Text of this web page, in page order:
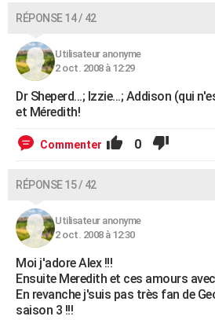
RÉPONSE 14 / 42
Utilisateur anonyme
2 oct. 2008 à 12:29
Dr Sheperd...; Izzie...; Addison (qui
et Méredith!
Commenter 0
RÉPONSE 15 / 42
Utilisateur anonyme
2 oct. 2008 à 12:30
Moi j'adore Alex !!!
Ensuite Meredith et ces amours avec
En revanche j'suis pas très fan de
saison 3 !!!